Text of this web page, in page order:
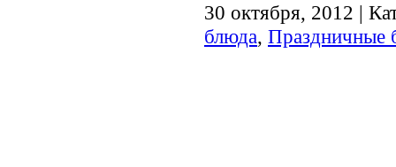
30 октября, 2012 |
блюда, Праздничные